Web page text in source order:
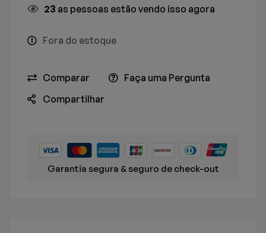
23 as pessoas estão vendo isso agora
Fora do estoque
Comparar
Faça uma Pergunta
Compartilhar
Garantia segura & seguro de check-out